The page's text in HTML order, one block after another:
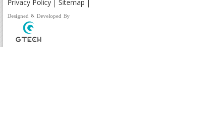
Privacy Policy Sitemap
Designed & Developed By